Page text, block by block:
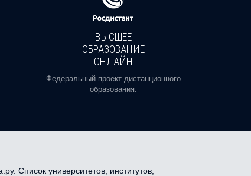
ВЫСШЕЕ
ОБРАЗОВАНИЕ
ОНЛАЙН
Федеральный проект дистанционного
образования.
Список университетов, институтов,